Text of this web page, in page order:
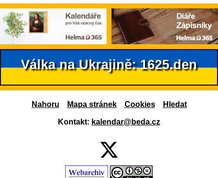
Válka na Ukrajině: 1625.den
Nahoru Mapa stránek Cookies Hledat
Kontakt: kalendar@beda.cz